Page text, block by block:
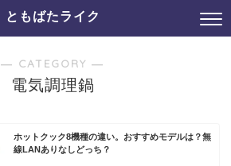
ともばたライク
― CATEGORY ―
電気調理鍋
ホットクック8機種の違い。おすすめモデルは？無
線LANありなしどっち？